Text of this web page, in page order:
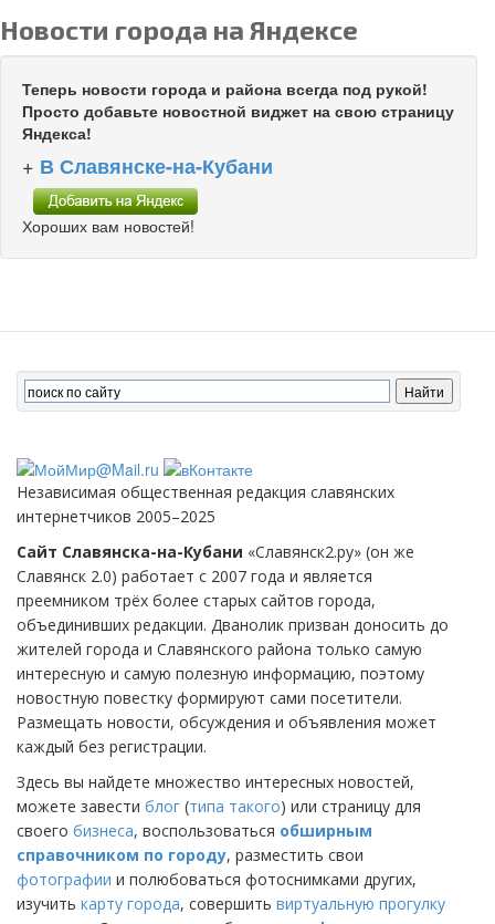
Новости города на Яндексе
Теперь новости города и района всегда под рукой!
Просто добавьте новостной виджет на свою страницу
Яндекса!
+ В Славянске-на-Кубани
Хороших вам новостей!
Независимая общественная редакция славянских
интернетчиков 2005–2025
Сайт Славянска-на-Кубани «Славянск2.ру» (он же
Славянск 2.0) работает с 2007 года и является
преемником трёх более старых сайтов города,
объединивших редакции. Дванолик призван доносить до
жителей города и Славянского района только самую
интересную и самую полезную информацию, поэтому
новостную повестку формируют сами посетители.
Размещать новости, обсуждения и объявления может
каждый без регистрации.
Здесь вы найдете множество интересных новостей,
можете завести блог (типа такого) или страницу для
своего бизнеса, воспользоваться обширным
справочником по городу, разместить свои
фотографии и полюбоваться фотоснимками других,
изучить карту города, совершить виртуальную прогулку